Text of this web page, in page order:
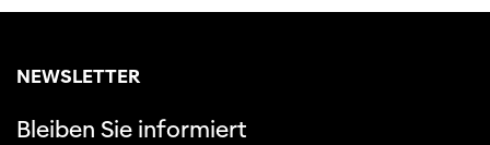
NEWSLETTER
Bleiben Sie informiert